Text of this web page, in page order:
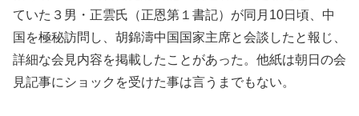
ていた３男・正雲氏（正恩第１書記）が同月10日頃、中
国を極秘訪問し、胡錦濤中国国家主席と会談したと報じ、
詳細な会見内容を掲載したことがあった。他紙は朝日の会
見記事にショックを受けた事は言うまでもない。